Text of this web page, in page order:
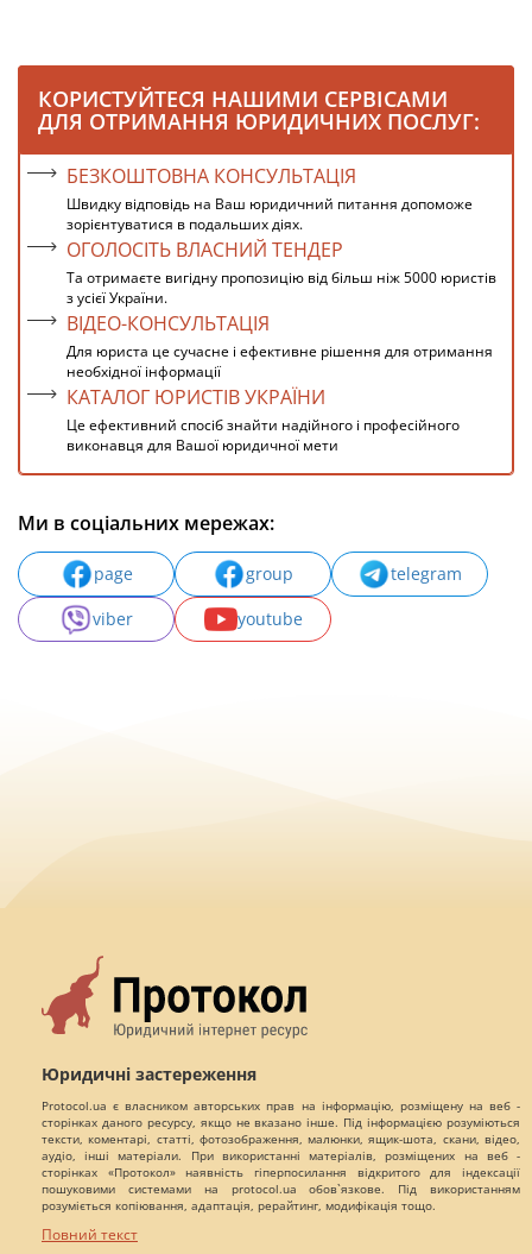
КОРИСТУЙТЕСЯ НАШИМИ СЕРВІСАМИ
ДЛЯ ОТРИМАННЯ ЮРИДИЧНИХ ПОСЛУГ:
БЕЗКОШТОВНА КОНСУЛЬТАЦІЯ
Швидку відповідь на Ваш юридичний питання допоможе
зорієнтуватися в подальших діях.
ОГОЛОСІТЬ ВЛАСНИЙ ТЕНДЕР
Та отримаєте вигідну пропозицію від більш ніж 5000 юристів
з усієї України.
ВІДЕО-КОНСУЛЬТАЦІЯ
Для юриста це сучасне і ефективне рішення для отримання
необхідної інформації
КАТАЛОГ ЮРИСТІВ УКРАЇНИ
Це ефективний спосіб знайти надійного і професійного
виконавця для Вашої юридичної мети
Ми в соціальних мережах:
page group
telegram
viber
youtube
Юридичні застереження
Protocol.ua є власником авторських прав на інформацію, розміщену на веб -
сторінках даного ресурсу, якщо не вказано інше. Під інформацією розуміються
тексти, коментарі, статті, фотозображення, малюнки, ящик-шота, скани, відео,
аудіо, інші матеріали. При використанні матеріалів, розміщених на веб -
сторінках «Протокол» наявність гіперпосилання відкритого для індексації
пошуковими системами на protocol.ua обов`язкове. Під використанням
розуміється копіювання, адаптація, рерайтинг, модифікація тощо.
Повний текст